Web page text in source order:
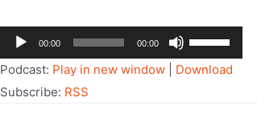
Lecteur
audio
00:00 00:00
Utilisez
les
Podcast: Play in new window
Download
Subscribe: RSS